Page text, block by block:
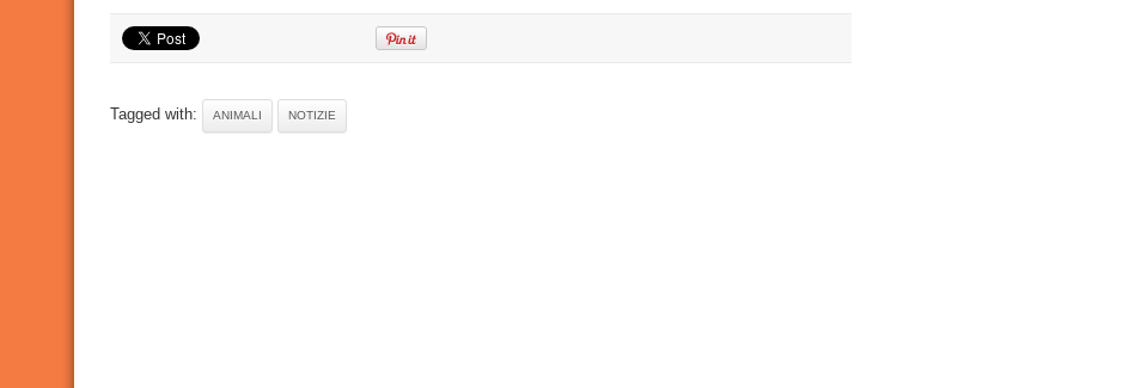
Tagged with: ANIMALI NOTIZIE